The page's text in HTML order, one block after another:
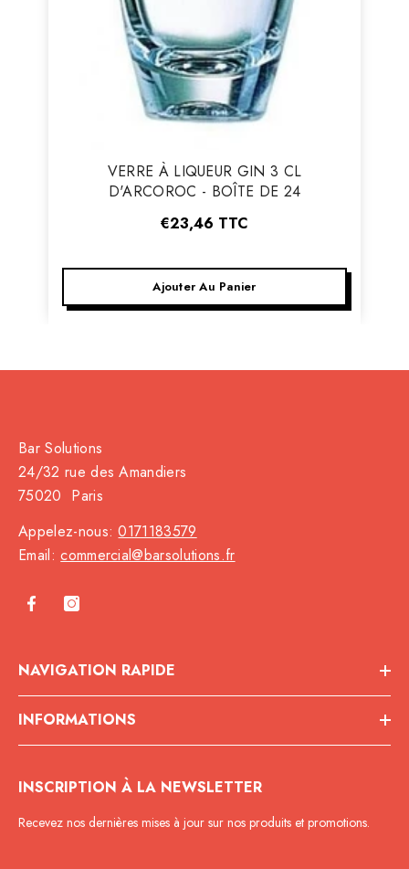
Vendeur
:
VERRE À LIQUEUR GIN 3 CL
D'ARCOROC - BOÎTE DE 24
€23,46 TTC
Ajouter Au Panier
Bar Solutions
24/32 rue des Amandiers
75020 Paris
Appelez-nous:0171183579
Email:commercial@barsolutions.fr
NAVIGATION RAPIDE
INFORMATIONS
INSCRIPTION À LA NEWSLETTER
Recevez nos dernières mises à jour sur nos produits et promotions.